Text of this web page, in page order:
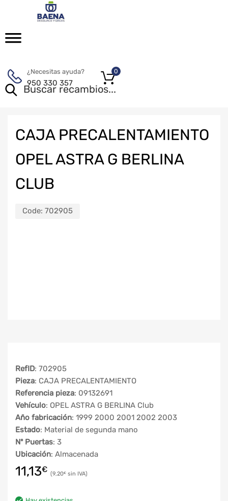
¿Necesitas ayuda?
950 330 357
0
CAJA PRECALENTAMIENTO
OPEL ASTRA G BERLINA
CLUB
Code: 702905
RefID: 702905
Pieza: CAJA PRECALENTAMIENTO
Referencia pieza: 09132691
Vehículo: OPEL ASTRA G BERLINA Club
Año fabricación: 1999 2000 2001 2002 2003
Estado: Material de segunda mano
Nº Puertas: 3
Ubicación: Almacenada
11,13€ 9,20€